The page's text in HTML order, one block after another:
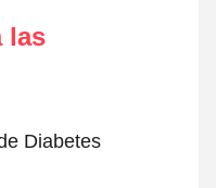
las
Diabetes